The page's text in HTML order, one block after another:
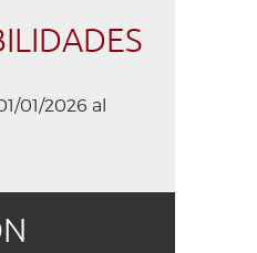
01/2026 al